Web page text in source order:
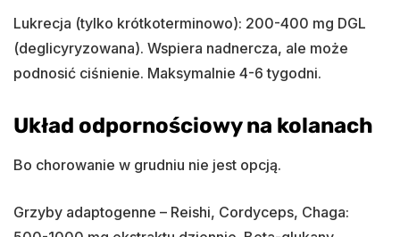
Lukrecja (tylko krótkoterminowo): 200-400 mg DGL
(deglicyryzowana). Wspiera nadnercza, ale może
podnosić ciśnienie. Maksymalnie 4-6 tygodni.
Układ odpornościowy na kolanach
Bo chorowanie w grudniu nie jest opcją.
Grzyby adaptogenne – Reishi, Cordyceps, Chaga: